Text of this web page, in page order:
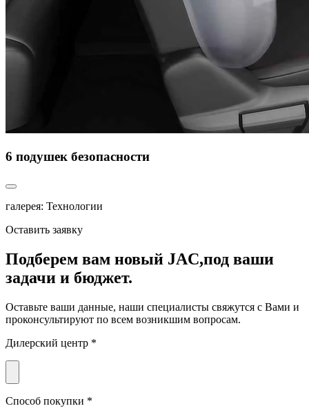
6 подушек безопасности
галерея: Технологии
Оставить заявку
Подберем вам новый JAC,под ваши
задачи и бюджет.
Оставьте ваши данные, наши специалисты свяжутся с Вами и
проконсультируют по всем возникшим вопросам.
Дилерский центр *
Способ покупки *